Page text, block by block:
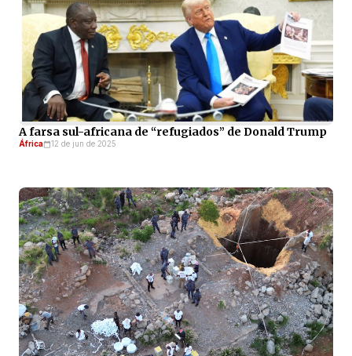
A farsa sul-africana de “refugiados” de Donald Trump
África 12 de jun de 2025